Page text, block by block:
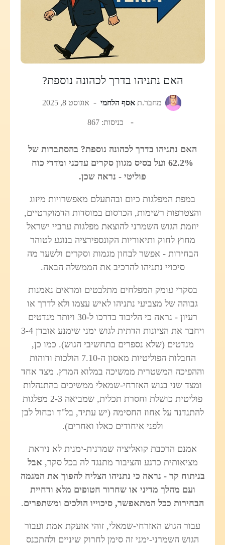
האם נתניהו בדרך לכהונה נוספת?
מחבר.ת אסף הלחמי אוגוסט 8, 2025
כניסות: 867
האם נתניהו בדרך לכהונה נוספת? בהסתברות של
62.2% ועל בסיס מגוון סקרים עדכני ומדדי כוח
פוליטי - נראה שכן.
במפת המפלגות כיום ובהתעלם מאפשרויות מיזוג
והצטרפות רשימות, הכרסום במוסדות הדמוקרטיים,
יוזמת הגוש השמרני להוצאת מפלגות ערביי ישראל
מחוץ לחוק ותיאוריות הקונספירציה בנוגע לטוהר
הבחירות - אפשר לבחון מגמות וסקרים ולשער מה
סיכויי נתניהו להרכיב את הממשלה הבאה.
בסקרי עומק המפלחים מתלבטים ומראים נאמנות
גבוהה של מצביעי נתניהו לאיש עצמו ולא לדרך או
רעיון - נראה כי הליכוד בדרכו ל-30 ויותר מנדטים
ויחבר את הציונות הדתית לגוש ימני שימנע אובדן 3-4
מנדטים (שלא נספרים בתחשיבי הגוש). כמו כן,
החבלות הפוליטיות מאסון ה-7.10 הולכות ודוהות
וההפיכה המשטרית ממשיכה במלוא המרץ. מצד אחד
ומצד שני בגוש האזרחי-שמאלי ממשיכים בהתנהלות
פוליטית כושלת וחסרת תכלית, שמביאה 2-3 מפלגות
להתנדנד על אחוז החסימה (יש עתיד, בל"ד וכחול לבן
ולפני איחודים כאלו ואחרים).
אמנם הרכבת קואליציה שמרנית-ימנית לא ניראת
מציאותית כרגע והציבור מתנגד לה בכל סקר, אבל
בניתוח קר - נראה כי נתניהו הצליח להפוך את המגמה
ועם מהלך מדיני או שחרור חטופים מלא ודחיית
הבחירות ככל המתאפשר, סיכוייו הולכים ומשתפרים.
עבור הגוש האזרחי-שמאלי, זוהי אזעקת אמת ועבור
הגוש השמרני-ימני זה סימן לחרוק שיניים ולהתכנס